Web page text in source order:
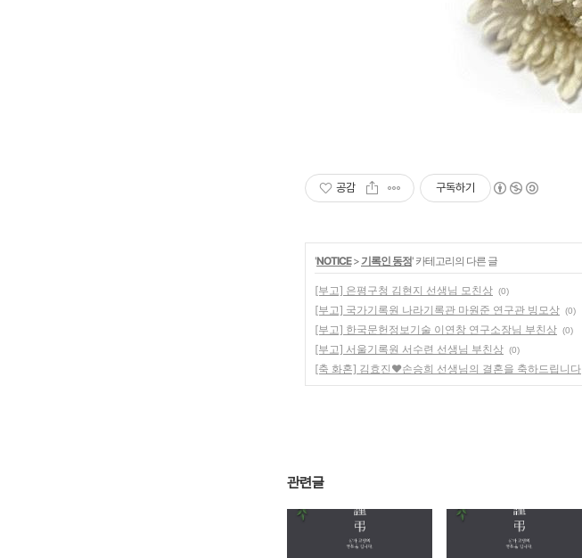
공감 구독하기
'NOTICE> 기록인 동정' 카테고리의 다른 글
[부고] 은평구청 김현지 선생님 모친상 (0)
[부고] 국가기록원 나라기록관 마원준 연구관 빙모상 (0)
[부고] 한국문헌정보기술 이연창 연구소장님 부친상 (0)
[부고] 서울기록원 서수련 선생님 부친상 (0)
[축 화혼] 김효진♥손승희 선생님의 결혼을 축하드립니다
관련글